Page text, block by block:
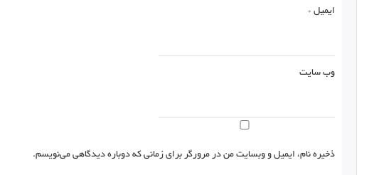
ایمیل *
وب‌ سایت
ذخیره نام، ایمیل و وبسایت من در مرورگر برای زمانی که دوباره دیدگاهی می‌نویسم.